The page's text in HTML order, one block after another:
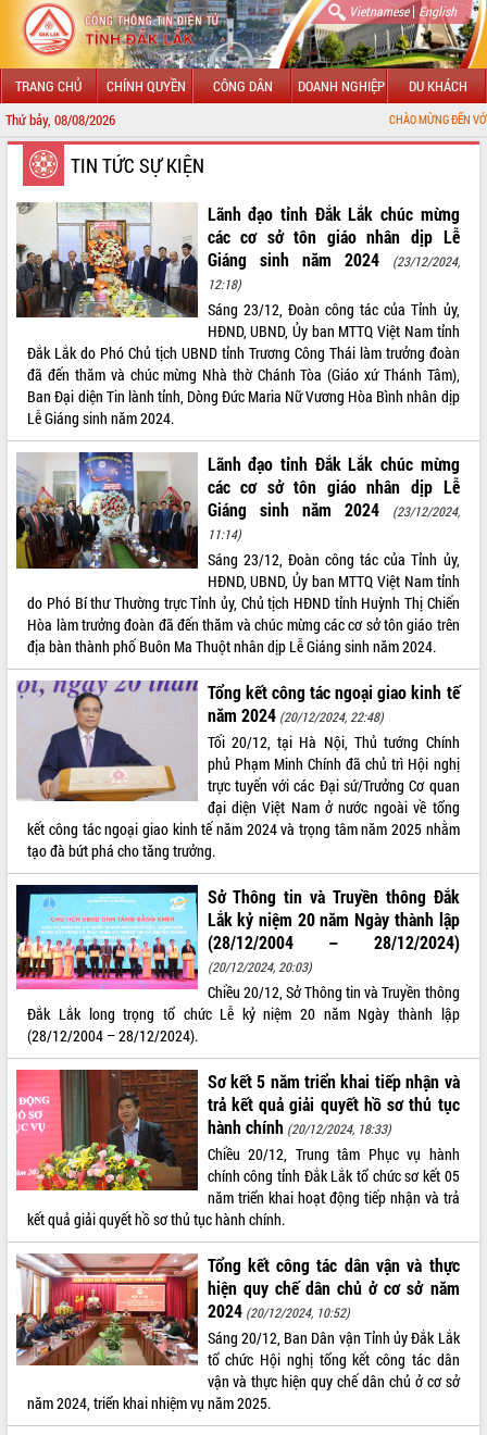
Vietnamese| English
TRANG CHỦ CHÍNH QUYỀN CÔNG DÂN DOANH NGHIỆP DU KHÁCH
Thứ bảy, 08/08/2026 CHÀO MỪNG ĐẾN VỚI CỔNG
GIỚI THIỆU
LÃNH ĐẠO UBND TỈNH
TIN TỨC SỰ KIỆN
SỞ, BAN, NGÀNH
THÔNG TIN CHỈ ĐẠO ĐIỀU HÀNH
HỆ THỐNG VĂN BẢN
VĂN BẢN HĐND TỈNH
ĐIỂM TIN VĂN BẢN
QUY HOẠCH - KẾ HOẠCH
VIDEO
Không có file video nào để phát.
ALBUM ẢNH
LIÊN KẾT WEB
THỐNG KÊ TRUY CẬP
TIN TỨC SỰ KIỆN
Lãnh đạo tỉnh Đắk Lắk chúc mừng
các cơ sở tôn giáo nhân dịp Lễ
Giáng sinh năm 2024
(23/12/2024,
12:18)
Sáng 23/12, Đoàn công tác của Tỉnh ủy,
HĐND, UBND, Ủy ban MTTQ Việt Nam tỉnh
Đắk Lắk do Phó Chủ tịch UBND tỉnh Trương Công Thái làm trưởng đoàn
đã đến thăm và chúc mừng Nhà thờ Chánh Tòa (Giáo xứ Thánh Tâm),
Ban Đại diện Tin lành tỉnh, Dòng Đức Maria Nữ Vương Hòa Bình nhân dịp
Lễ Giáng sinh năm 2024.
Lãnh đạo tỉnh Đắk Lắk chúc mừng
các cơ sở tôn giáo nhân dịp Lễ
Giáng sinh năm 2024
(23/12/2024,
11:14)
Sáng 23/12, Đoàn công tác của Tỉnh ủy,
HĐND, UBND, Ủy ban MTTQ Việt Nam tỉnh
do Phó Bí thư Thường trực Tỉnh ủy, Chủ tịch HĐND tỉnh Huỳnh Thị Chiến
Hòa làm trưởng đoàn đã đến thăm và chúc mừng các cơ sở tôn giáo trên
địa bàn thành phố Buôn Ma Thuột nhân dịp Lễ Giáng sinh năm 2024.
Tổng kết công tác ngoại giao kinh tế
năm 2024 (20/12/2024, 22:48)
Tối 20/12, tại Hà Nội, Thủ tướng Chính
phủ Phạm Minh Chính đã chủ trì Hội nghị
trực tuyến với các Đại sứ/Trưởng Cơ quan
đại diện Việt Nam ở nước ngoài về tổng
kết công tác ngoại giao kinh tế năm 2024 và trọng tâm năm 2025 nhằm
tạo đà bứt phá cho tăng trưởng.
Sở Thông tin và Truyền thông Đắk
Lắk kỷ niệm 20 năm Ngày thành lập
(28/12/2004 – 28/12/2024)
(20/12/2024, 20:03)
Chiều 20/12, Sở Thông tin và Truyền thông
Đắk Lắk long trọng tổ chức Lễ kỷ niệm 20 năm Ngày thành lập
(28/12/2004 – 28/12/2024).
Sơ kết 5 năm triển khai tiếp nhận và
trả kết quả giải quyết hồ sơ thủ tục
hành chính (20/12/2024, 18:33)
Chiều 20/12, Trung tâm Phục vụ hành
chính công tỉnh Đắk Lắk tổ chức sơ kết 05
năm triển khai hoạt động tiếp nhận và trả
kết quả giải quyết hồ sơ thủ tục hành chính.
Tổng kết công tác dân vận và thực
hiện quy chế dân chủ ở cơ sở năm
2024 (20/12/2024, 10:52)
Sáng 20/12, Ban Dân vận Tỉnh ủy Đắk Lắk
tổ chức Hội nghị tổng kết công tác dân
vận và thực hiện quy chế dân chủ ở cơ sở
năm 2024, triển khai nhiệm vụ năm 2025.